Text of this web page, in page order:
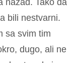
nazad. Tako da
bili nestvarni.
sa svim tim
dugo, ali ne